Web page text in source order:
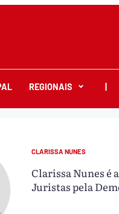
REGIONAIS
CLARISSA NUNES
Clarissa Nunes é
Juristas pela